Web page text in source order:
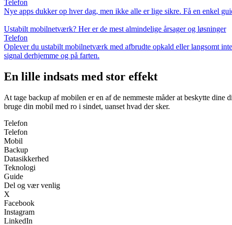
Telefon
Nye apps dukker op hver dag, men ikke alle er lige sikre. Få en enkel
Ustabilt mobilnetværk? Her er de mest almindelige årsager og løsninger
Telefon
Oplever du ustabilt mobilnetværk med afbrudte opkald eller langsomt
signal derhjemme og på farten.
En lille indsats med stor effekt
At tage backup af mobilen er en af de nemmeste måder at beskytte
bruge din mobil med ro i sindet, uanset hvad der sker.
Telefon
Telefon
Mobil
Backup
Datasikkerhed
Teknologi
Guide
Del og vær venlig
X
Facebook
Instagram
LinkedIn